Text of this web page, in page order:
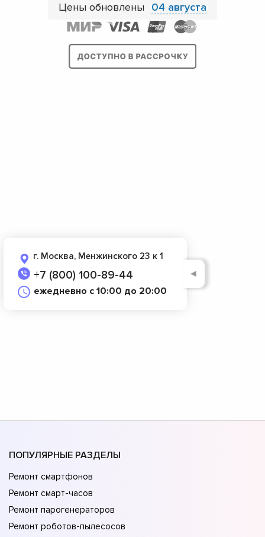
Цены обновлены 04 августа
г. Москва, Менжинского 23 к 1
+7 (800) 100-89-44
ежедневно с 10:00 до 20:00
◄
ПОПУЛЯРНЫЕ РАЗДЕЛЫ
Ремонт смартфонов
Ремонт смарт-часов
Ремонт парогенераторов
Ремонт роботов-пылесосов